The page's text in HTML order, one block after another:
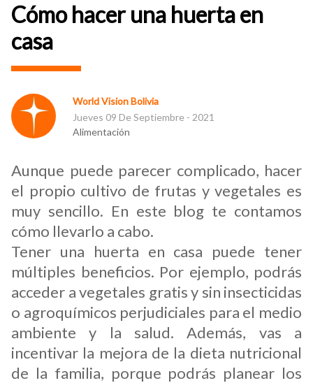
Cómo hacer una huerta en
casa
World Vision Bolivia
Jueves 09 De Septiembre - 2021
Alimentación
Aunque puede parecer complicado, hacer
el propio cultivo de frutas y vegetales es
muy sencillo. En este blog te contamos
cómo llevarlo a cabo.
Tener una huerta en casa puede tener
múltiples beneficios. Por ejemplo, podrás
acceder a vegetales gratis y sin insecticidas
o agroquímicos perjudiciales para el medio
ambiente y la salud. Además, vas a
incentivar la mejora de la dieta nutricional
de la familia, porque podrás planear los